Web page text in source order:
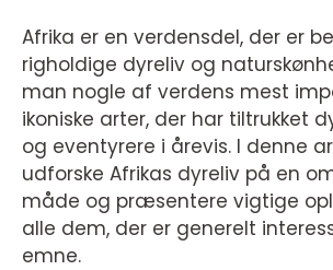
Afrika er en verdensdel, der er
righoldige dyreliv og
man nogle af verdens mest
ikoniske arter, der har tiltrukket
og eventyrere i årevis. I denne
udforske Afrikas dyreliv på en
måde og præsentere vigtige
alle dem, der er generelt
emne.